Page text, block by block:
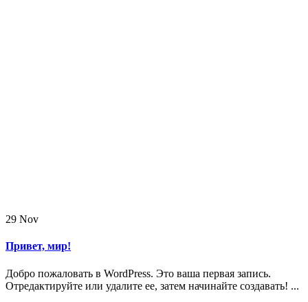
29 Nov
Привет, мир!
Добро пожаловать в WordPress. Это ваша первая запись.
Отредактируйте или удалите ее, затем начинайте создавать! ...